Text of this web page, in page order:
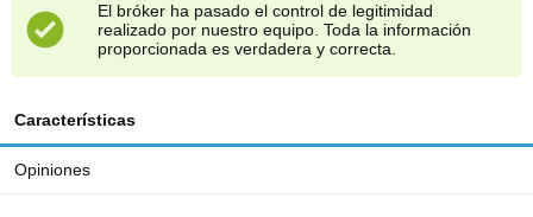
El bróker ha pasado el control de legitimidad
realizado por nuestro equipo. Toda la información
proporcionada es verdadera y correcta.
Características
Opiniones